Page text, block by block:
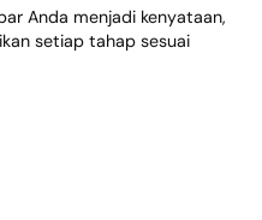
Anda menjadi kenyataan,
setiap tahap sesuai